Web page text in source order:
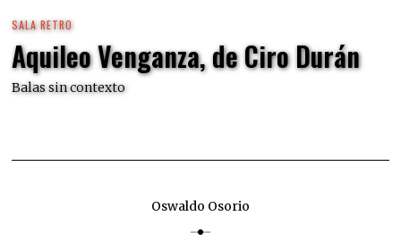
SALA RETRO
Aquileo Venganza, de Ciro Durán
Balas sin contexto
Oswaldo Osorio